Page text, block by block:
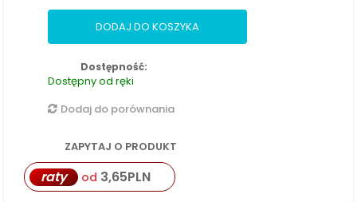
DODAJ DO KOSZYKA
Dostępność:
Dostępny od ręki
Dodaj do porównania
ZAPYTAJ O PRODUKT
raty od 3,65PLN